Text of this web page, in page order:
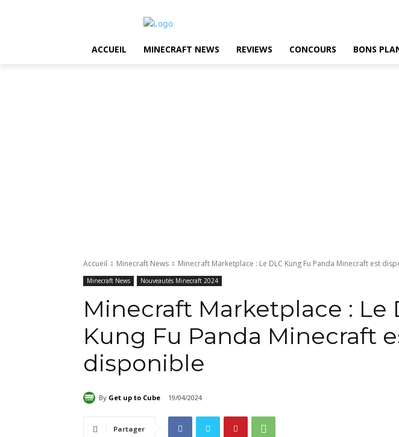
ACCUEIL MINECRAFT NEWS REVIEWS CONCOURS BONS
Accueil Minecraft News Minecraft Marketplace : Le DLC Kung Fu Panda Minecraft est
Minecraft News Nouveautés Minecraft 2024
Minecraft Marketplace : Le
Kung Fu Panda Minecraft
disponible
By Get up to Cube 19/04/2024
Partager